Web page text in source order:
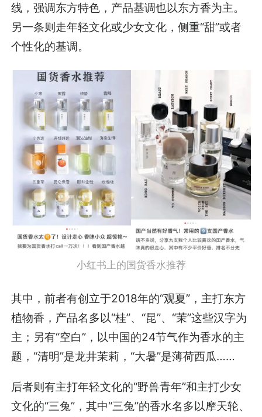
线，强调东方特色，产品基调也以东方香为主。
另一条则走年轻文化或少女文化，侧重“甜”或者
个性化的基调。
小红书上的国货香水推荐
其中，前者有创立于2018年的“观夏”，主打东方
植物香，产品名多以“桂”、“昆”、“茉”这些汉字为
主；另有“空白”，以中国的24节气作为香水的主
题，“清明”是龙井茉莉，“大暑”是薄荷西瓜……
后者则有主打年轻文化的“野兽青年”和主打少女
文化的“三兔”，其中“三兔”的香水名多以摩天轮、